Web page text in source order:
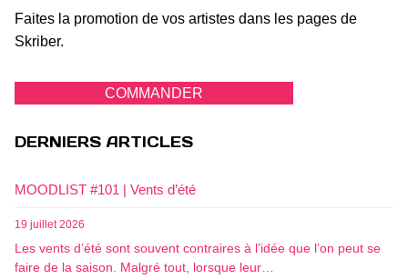
Faites la promotion de vos artistes dans les pages de
Skriber.
COMMANDER
DERNIERS ARTICLES
MOODLIST #101 | Vents d’été
19 juillet 2026
Les vents d’été sont souvent contraires à l’idée que l’on peut se
faire de la saison. Malgré tout, lorsque leur…